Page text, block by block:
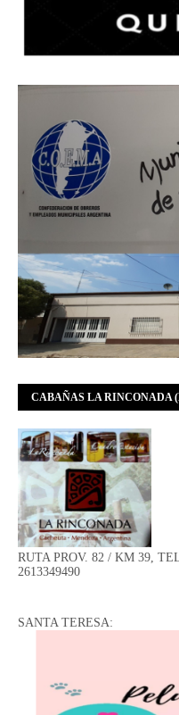
CABAÑAS LA RINCONADA
RUTA PROV. 82 / KM 39,
2613349490
SANTA TERESA: